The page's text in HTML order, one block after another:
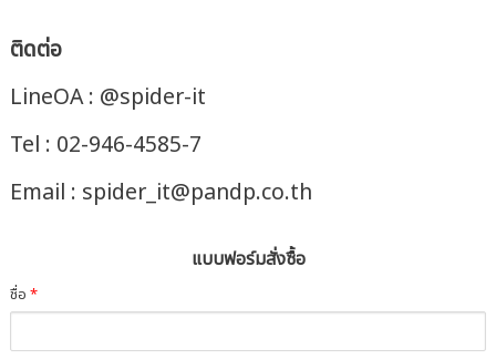
ติดต่อ
LineOA : @spider-it
Tel : 02-946-4585-7
Email : spider_it@pandp.co.th
แบบฟอร์มสั่งซื้อ
ชื่อ*